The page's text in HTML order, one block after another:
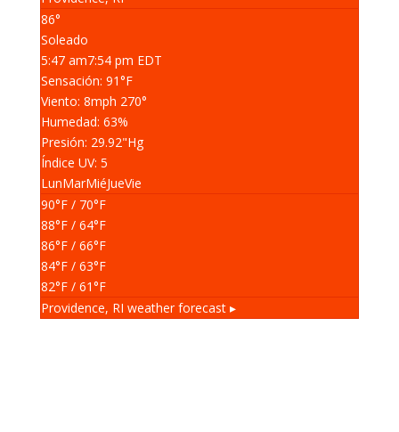
86°
Soleado
5:47 am7:54 pm EDT
Sensación: 91°F
Viento: 8mph 270°
Humedad: 63%
Presión: 29.92"Hg
Índice UV: 5
LunMarMiéJueVie
90°F/ 70°F
88°F/ 64°F
86°F/ 66°F
84°F/ 63°F
82°F/ 61°F
Providence, RI weather forecast ▸